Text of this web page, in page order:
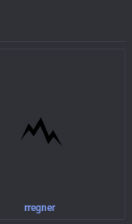
rregner